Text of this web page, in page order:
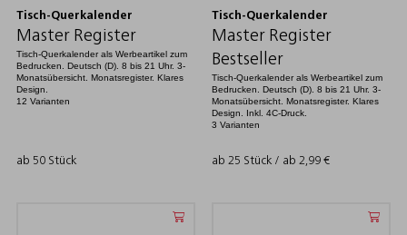
Tisch-Querkalender
Master Register
Tisch-Querkalender als Werbeartikel zum
Bedrucken. Deutsch (D). 8 bis 21 Uhr. 3-
Monatsübersicht. Monatsregister. Klares
Design.
12 Varianten
ab 50 Stück
Tisch-Querkalender
Master Register
Bestseller
Tisch-Querkalender als Werbeartikel zum
Bedrucken. Deutsch (D). 8 bis 21 Uhr. 3-
Monatsübersicht. Monatsregister. Klares
Design. Inkl. 4C-Druck.
3 Varianten
ab 25 Stück / ab 2,99 €